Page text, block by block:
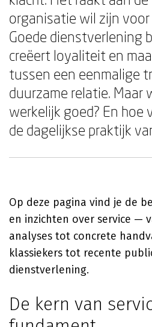
organisatie wil zijn
Goede dienstverlening
creëert loyaliteit en
tussen een eenmalige
duurzame relatie. Maar
werkelijk goed? En hoe
de dagelijkse praktijk
Op deze pagina vind je de
en inzichten over service —
analyses tot concrete
klassiekers tot recente
dienstverlening.
De kern van